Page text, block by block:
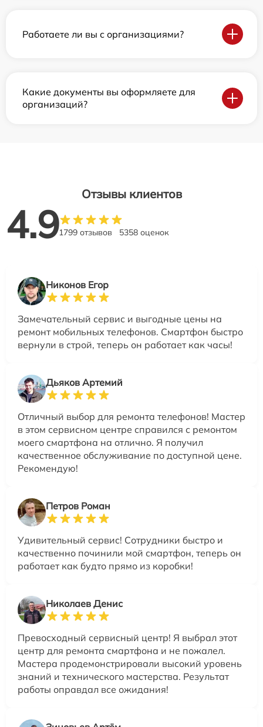
Работаете ли вы с организациями?
Какие документы вы оформляете для
организаций?
Отзывы клиентов
4.91799 отзывов 5358 оценок
Никонов Егор
Замечательный сервис и выгодные цены на
ремонт мобильных телефонов. Смартфон быстро
вернули в строй, теперь он работает как часы!
Дьяков Артемий
Отличный выбор для ремонта телефонов! Мастер
в этом сервисном центре справился с ремонтом
моего смартфона на отлично. Я получил
качественное обслуживание по доступной цене.
Рекомендую!
Петров Роман
Удивительный сервис! Сотрудники быстро и
качественно починили мой смартфон, теперь он
работает как будто прямо из коробки!
Николаев Денис
Превосходный сервисный центр! Я выбрал этот
центр для ремонта смартфона и не пожалел.
Мастера продемонстрировали высокий уровень
знаний и технического мастерства. Результат
работы оправдал все ожидания!